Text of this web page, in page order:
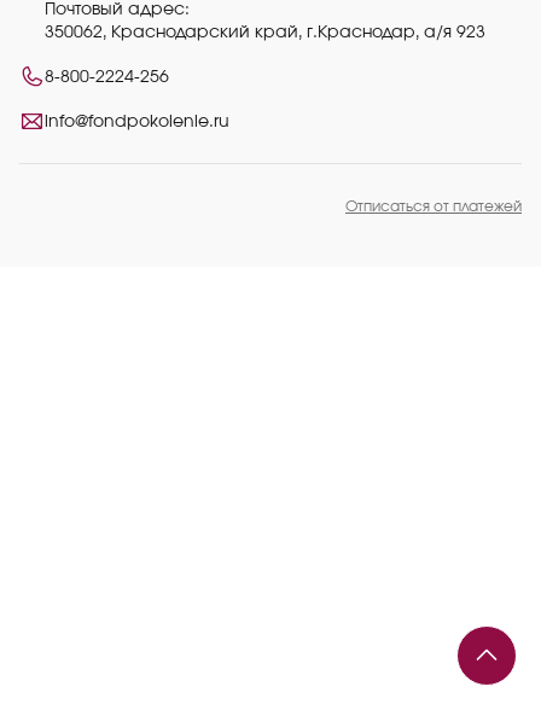
Почтовый адрес:
350062, Краснодарский край, г.Краснодар, а/я 923
8-800-2224-256
info@fondpokolenie.ru
Отписаться от платежей